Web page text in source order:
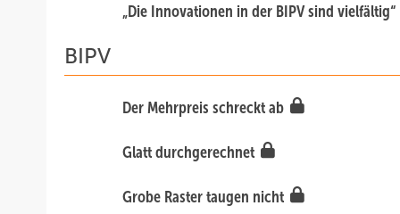
„Die Innovationen in der BIPV sind vielfältig“
BIPV
Der Mehrpreis schreckt ab
Glatt durchgerechnet
Grobe Raster taugen nicht